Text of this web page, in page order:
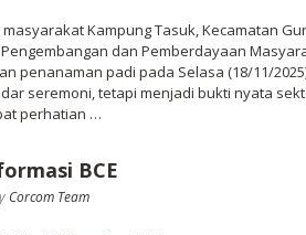
Kampung Tasuk, Kecamatan
dan Pemberdayaan
penanaman padi pada Selasa (18/11/
seremoni, tetapi menjadi bukti nyata
perhatian …
BCE
Corcom Team